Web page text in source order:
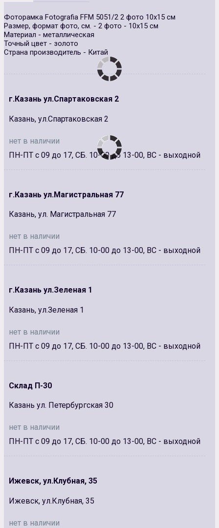
Фоторамка Fotografia FFM 5051/2 2 фото 10х15 см
Размер, формат фото, см. - 2 фото - 10х15 см
Материал - металлическая
Точный цвет - золото
Страна производитель - Китай
г.Казань ул.Спартаковская 2
Казань, ул.Спартаковская 2
нет в наличии
ПН-ПТ с 09 до 17, СБ. 10-00 до 13-00, ВС - выходной
г.Казань ул.Магистральная 77
Казань, ул. Магистральная 77
нет в наличии
ПН-ПТ с 09 до 17, СБ. 10-00 до 13-00, ВС - выходной
г.Казань ул.Зеленая 1
Казань, ул.Зеленая 1
нет в наличии
ПН-ПТ с 09 до 17, СБ. 10-00 до 13-00, ВС - выходной
Склад П-30
Казань ул. Петербургская 30
нет в наличии
ПН-ПТ с 09 до 17, СБ. 10-00 до 13-00, ВС - выходной
Ижевск, ул.Клубная, 35
Ижевск, ул.Клубная, 35
нет в наличии